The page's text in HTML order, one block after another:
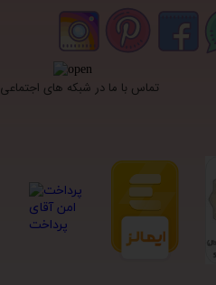
تماس با ما در شبکه های اجتماعی